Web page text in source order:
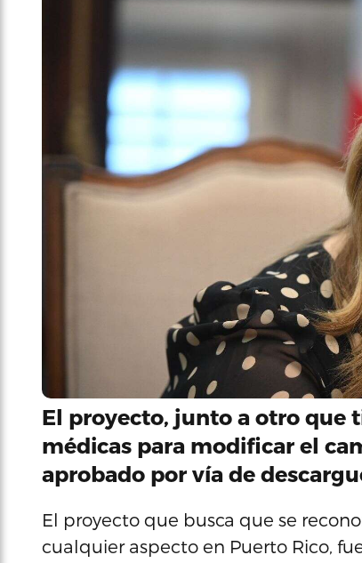
El proyecto, junto a otro que
médicas para modificar el
aprobado por vía de
El proyecto que busca que se
cualquier aspecto en Puerto Rico,